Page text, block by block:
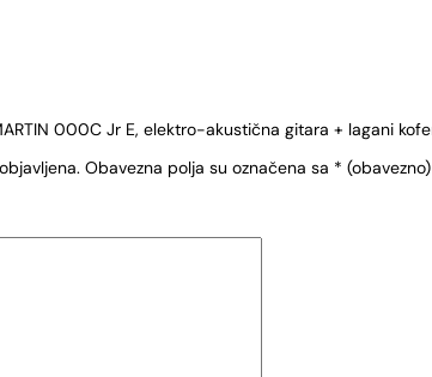
000C Jr E, elektro-akustična gitara + lagani
Obavezna polja su označena sa * (obavezno)